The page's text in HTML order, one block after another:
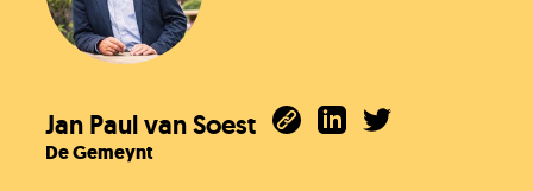
Jan Paul van Soest
De Gemeynt